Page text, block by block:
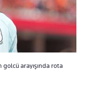
golcü arayışında rota